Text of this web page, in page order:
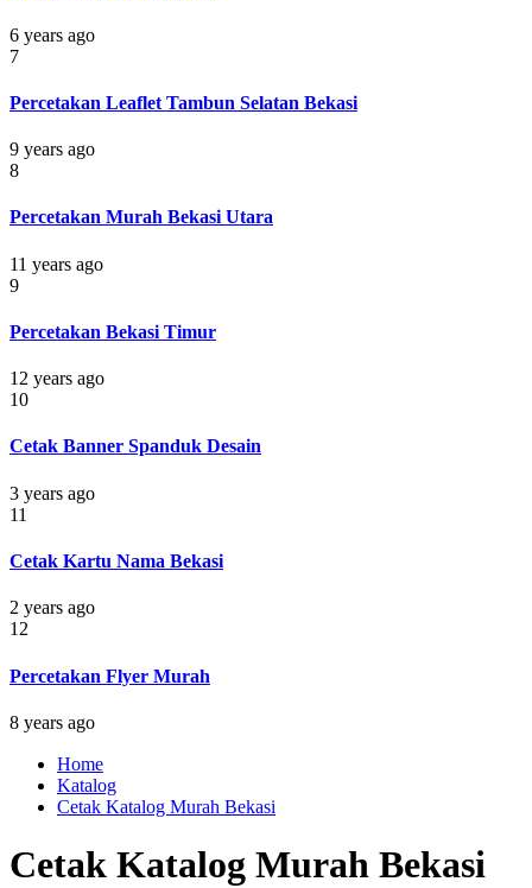
6 years ago
7
Percetakan Leaflet Tambun Selatan Bekasi
9 years ago
8
Percetakan Murah Bekasi Utara
11 years ago
9
Percetakan Bekasi Timur
12 years ago
10
Cetak Banner Spanduk Desain
3 years ago
11
Cetak Kartu Nama Bekasi
2 years ago
12
Percetakan Flyer Murah
8 years ago
Home
Katalog
Cetak Katalog Murah Bekasi
Cetak Katalog Murah Bekasi